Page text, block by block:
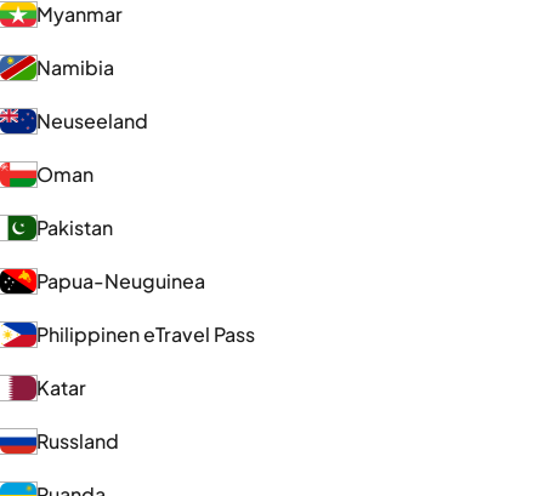
Myanmar
Namibia
Neuseeland
Oman
Pakistan
Papua-Neuguinea
Philippinen eTravel Pass
Katar
Russland